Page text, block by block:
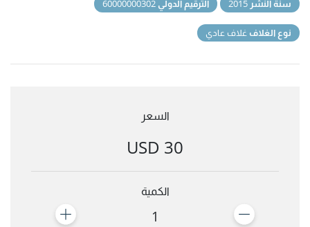
سنة النشر الترقيم الدولي
نوع الغلاف غلاف عادي
السعر
30 USD
الكمية
1